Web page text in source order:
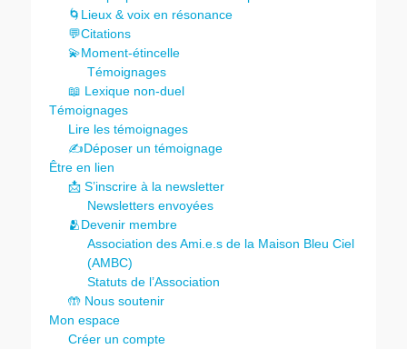
🌀Lieux & voix en résonance
💬Citations
💫Moment-étincelle
Témoignages
📖 Lexique non-duel
Témoignages
Lire les témoignages
✍️Déposer un témoignage
Être en lien
📩 S’inscrire à la newsletter
Newsletters envoyées
🫂Devenir membre
Association des Ami.e.s de la Maison Bleu Ciel
(AMBC)
Statuts de l’Association
🤲 Nous soutenir
Mon espace
Créer un compte